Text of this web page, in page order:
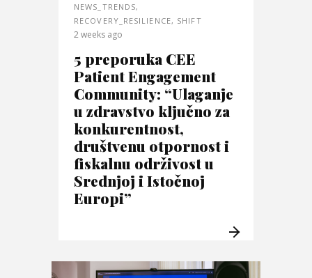
NEWS_TRENDS,
RECOVERY_RESILIENCE, SHIFT
2 weeks ago
5 preporuka CEE
Patient Engagement
Community: “Ulaganje
u zdravstvo ključno za
konkurentnost,
društvenu otpornost i
fiskalnu održivost u
Srednjoj i Istočnoj
Europi”